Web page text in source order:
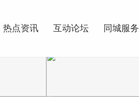
热点资讯 互动论坛 同城服务